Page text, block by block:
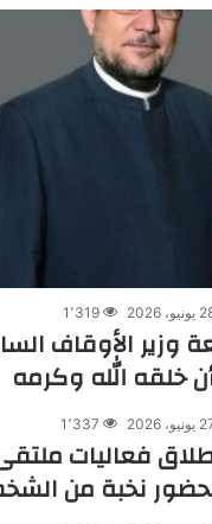
2026 1٬319
وزير الأوقاف
خلقه الله وكرمه
2026 1٬337
فعاليات
نخبة من